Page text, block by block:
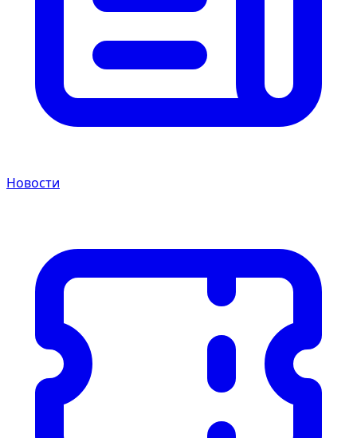
Новости